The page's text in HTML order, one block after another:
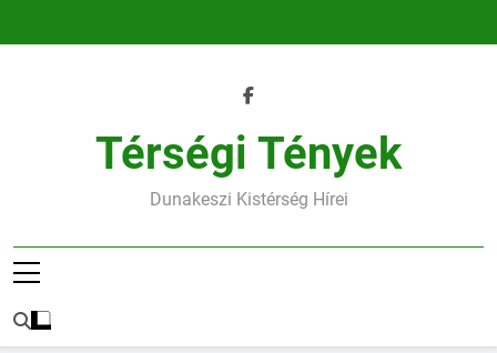
Térségi Tények
Dunakeszi Kistérség Hírei